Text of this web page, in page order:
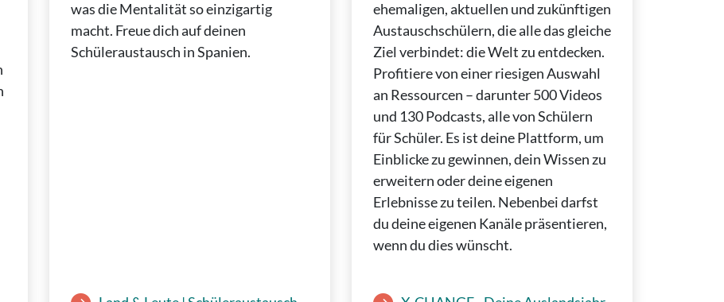
was die Mentalität so einzigartig
macht. Freue dich auf deinen
Schüleraustausch in Spanien.
ehemaligen, aktuellen und zukünftigen
Austauschschülern, die alle das gleiche
Ziel verbindet: die Welt zu entdecken.
Profitiere von einer riesigen Auswahl
an Ressourcen – darunter 500 Videos
und 130 Podcasts, alle von Schülern
für Schüler. Es ist deine Plattform, um
Einblicke zu gewinnen, dein Wissen zu
erweitern oder deine eigenen
Erlebnisse zu teilen. Nebenbei darfst
du deine eigenen Kanäle präsentieren,
wenn du dies wünscht.